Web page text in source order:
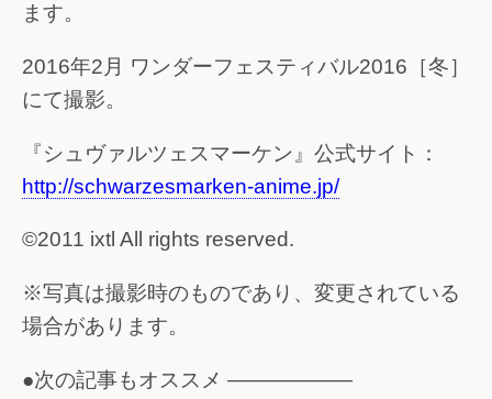
ます。
2016年2月 ワンダーフェスティバル2016［冬］
にて撮影。
『シュヴァルツェスマーケン』公式サイト：
http://schwarzesmarken-anime.jp/
©2011 ixtl All rights reserved.
※写真は撮影時のものであり、変更されている
場合があります。
●次の記事もオススメ ——————